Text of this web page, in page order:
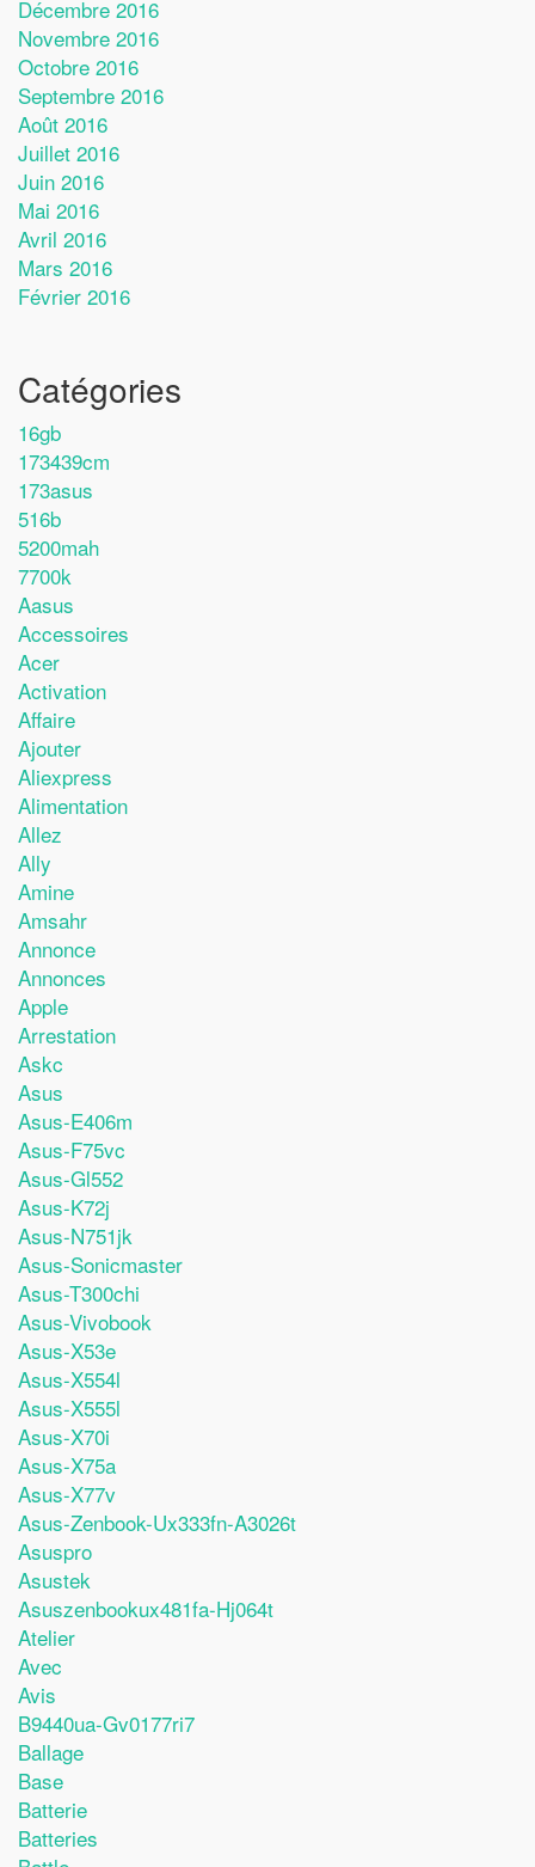
Décembre 2016
Novembre 2016
Octobre 2016
Septembre 2016
Août 2016
Juillet 2016
Juin 2016
Mai 2016
Avril 2016
Mars 2016
Février 2016
Catégories
16gb
173439cm
173asus
516b
5200mah
7700k
Aasus
Accessoires
Acer
Activation
Affaire
Ajouter
Aliexpress
Alimentation
Allez
Ally
Amine
Amsahr
Annonce
Annonces
Apple
Arrestation
Askc
Asus
Asus-E406m
Asus-F75vc
Asus-Gl552
Asus-K72j
Asus-N751jk
Asus-Sonicmaster
Asus-T300chi
Asus-Vivobook
Asus-X53e
Asus-X554l
Asus-X555l
Asus-X70i
Asus-X75a
Asus-X77v
Asus-Zenbook-Ux333fn-A3026t
Asuspro
Asustek
Asuszenbookux481fa-Hj064t
Atelier
Avec
Avis
B9440ua-Gv0177ri7
Ballage
Base
Batterie
Batteries